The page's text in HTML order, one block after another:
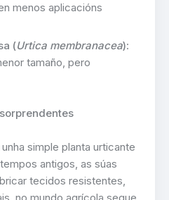
menos aplicacións
(Urtica membranacea):
tamaño, pero
simple planta urticante
antigos, as súas
tecidos resistentes,
no mundo agrícola segue